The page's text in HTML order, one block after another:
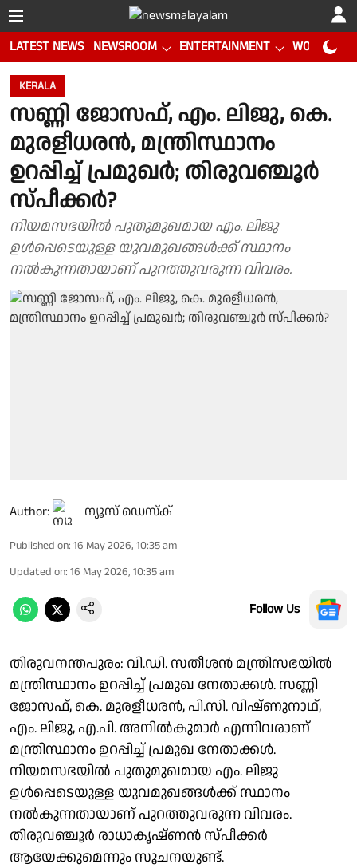
LATEST NEWS NEWSROOM ENTERTAINMENT WORLD CUP
KERALA
സണ്ണി ജോസഫ്, എം. ലിജു, കെ.
മുരളീധരൻ, മന്ത്രിസ്ഥാനം
ഉറപ്പിച്ച് പ്രമുഖർ; തിരുവഞ്ചൂർ
സ്‌പീക്കർ?
നിയമസഭയിൽ പുതുമുഖമായ എം. ലിജു
ഉൾപ്പെടെയുള്ള യുവമുഖങ്ങൾക്ക് സ്ഥാനം
നൽകുന്നതായാണ് പുറത്തുവരുന്ന വിവരം.
Author: ന്യൂസ് ഡെസ്ക്
Published on: 16 May 2026, 10:35 am
Updated on: 16 May 2026, 10:35 am
Follow Us
തിരുവനന്തപുരം: വി.ഡി. സതീശൻ മന്ത്രിസഭയിൽ
മന്ത്രിസ്ഥാനം ഉറപ്പിച്ച് പ്രമുഖ നേതാക്കൾ. സണ്ണി
ജോസഫ്, കെ. മുരളീധരൻ, പി.സി. വിഷ്ണുനാഥ്‌,
എം. ലിജു, എ.പി. അനിൽകുമാർ എന്നിവരാണ്
മന്ത്രിസ്ഥാനം ഉറപ്പിച്ച് പ്രമുഖ നേതാക്കൾ.
നിയമസഭയിൽ പുതുമുഖമായ എം. ലിജു
ഉൾപ്പെടെയുള്ള യുവമുഖങ്ങൾക്ക് സ്ഥാനം
നൽകുന്നതായാണ് പുറത്തുവരുന്ന വിവരം.
തിരുവഞ്ചൂർ രാധാകൃഷ്ണൻ സ്‌പീക്കർ
ആയേക്കുമെന്നും സൂചനയുണ്ട്.